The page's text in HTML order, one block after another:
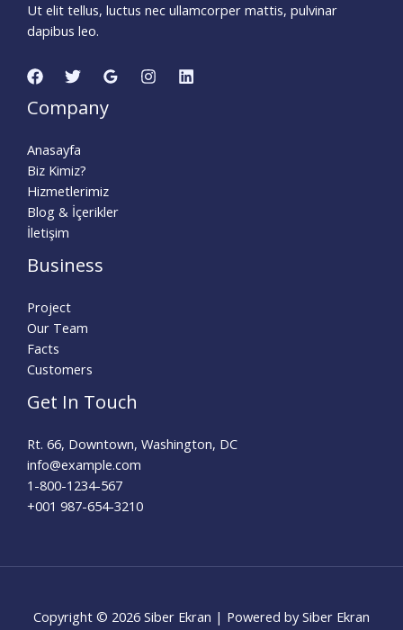
Ut elit tellus, luctus nec ullamcorper mattis, pulvinar
dapibus leo.
Company
Anasayfa
Biz Kimiz?
Hizmetlerimiz
Blog & İçerikler
İletişim
Business
Project
Our Team
Facts
Customers
Get In Touch
Rt. 66, Downtown, Washington, DC
info@example.com​
1-800-1234-567
+001 987-654-3210
Copyright © 2026 Siber Ekran | Powered by Siber Ekran